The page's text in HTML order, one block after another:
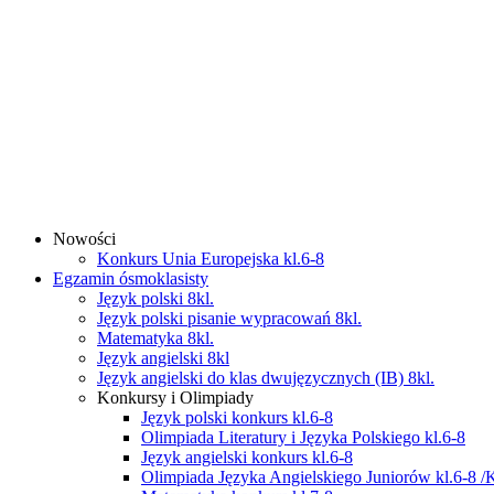
Nowości
Konkurs Unia Europejska kl.6-8
Egzamin ósmoklasisty
Język polski 8kl.
Język polski pisanie wypracowań 8kl.
Matematyka 8kl.
Język angielski 8kl
Język angielski do klas dwujęzycznych (IB) 8kl.
Konkursy i Olimpiady
Język polski konkurs kl.6-8
Olimpiada Literatury i Języka Polskiego kl.6-8
Język angielski konkurs kl.6-8
Olimpiada Języka Angielskiego Juniorów kl.6-8 /